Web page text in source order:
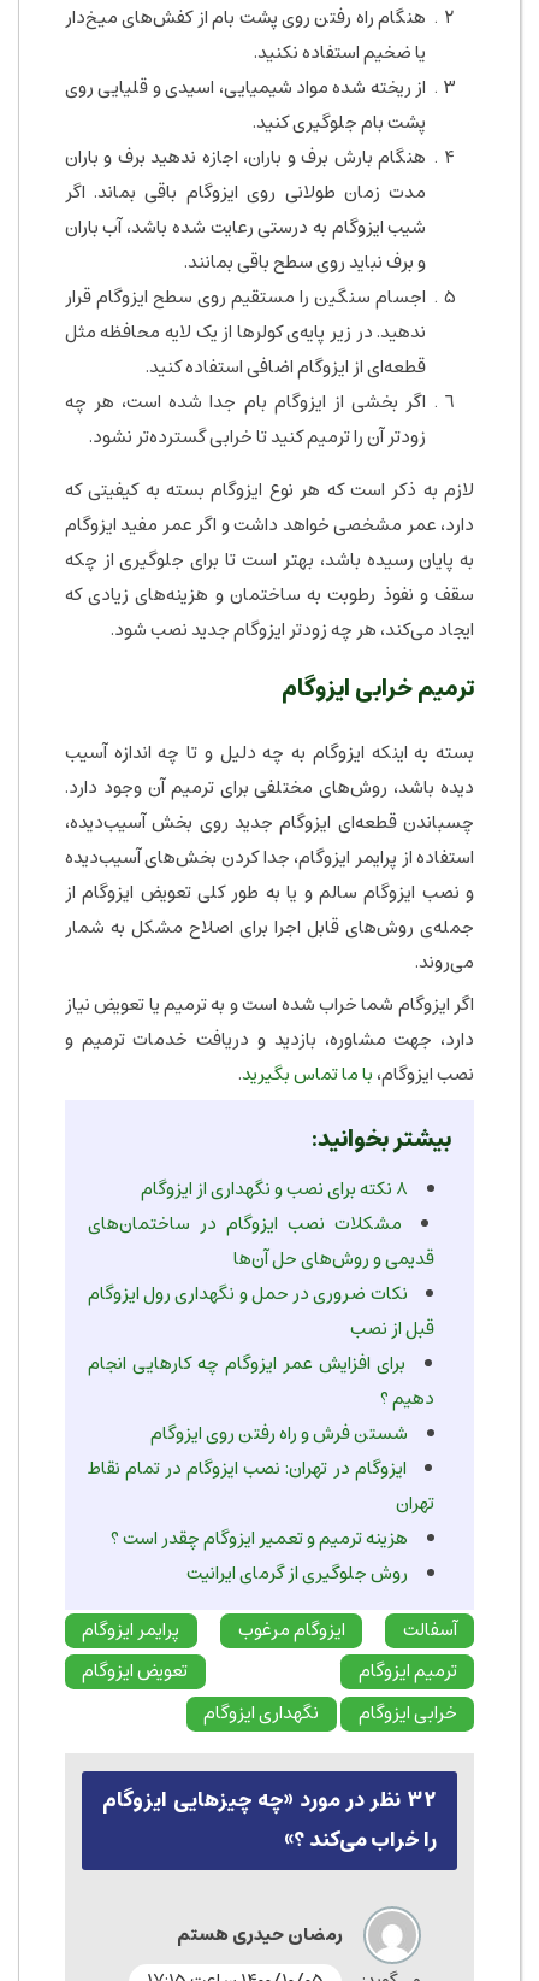
هنگام راه رفتن روی پشت بام از کفش‌های میخ‌دار
یا ضخیم استفاده نکنید.
از ریخته شده مواد شیمیایی، اسیدی و قلیایی روی
پشت بام جلوگیری کنید.
هنگام بارش برف و باران، اجازه ندهید برف و باران
مدت زمان طولانی روی ایزوگام باقی بماند. اگر
شیب ایزوگام به درستی رعایت شده باشد، آب باران
و برف نباید روی سطح باقی بمانند.
اجسام سنگین را مستقیم روی سطح ایزوگام قرار
ندهید. در زیر پایه‌ی کولرها از یک لایه محافظه مثل
قطعه‌ای از ایزوگام اضافی استفاده کنید.
اگر بخشی از ایزوگام بام جدا شده است، هر چه
زودتر آن را ترمیم کنید تا خرابی گسترده‌تر نشود.
لازم به ذکر است که هر نوع ایزوگام بسته به کیفیتی که
دارد، عمر مشخصی خواهد داشت و اگر عمر مفید ایزوگام
به پایان رسیده باشد، بهتر است تا برای جلوگیری از چکه
سقف و نفوذ رطوبت به ساختمان و هزینه‌های زیادی که
ایجاد می‌کند، هر چه زودتر ایزوگام جدید نصب شود.
ترمیم خرابی ایزوگام
بسته به اینکه ایزوگام به چه دلیل و تا چه اندازه آسیب
دیده باشد، روش‌های مختلفی برای ترمیم آن وجود دارد.
چسباندن قطعه‌ای ایزوگام جدید روی بخش آسیب‌دیده،
استفاده از پرایمر ایزوگام، جدا کردن بخش‌های آسیب‌دیده
و نصب ایزوگام سالم و یا به طور کلی تعویض ایزوگام از
جمله‌ی روش‌های قابل اجرا برای اصلاح مشکل به شمار
می‌روند.
اگر ایزوگام شما خراب شده است و به ترمیم یا تعویض نیاز
دارد، جهت مشاوره، بازدید و دریافت خدمات ترمیم و
نصب ایزوگام،با ما تماس بگیرید.
بیشتر بخوانید:
۸ نکته برای نصب و نگهداری از ایزوگام
مشکلات نصب ایزوگام در ساختمان‌های
قدیمی و روش‌های حل آن‌ها
نکات ضروری در حمل و نگهداری رول ایزوگام
قبل از نصب
برای افزایش عمر ایزوگام چه کارهایی انجام
دهیم ؟
شستن فرش و راه رفتن روی ایزوگام
ایزوگام در تهران: نصب ایزوگام در تمام نقاط
تهران
هزینه ترمیم و تعمیر ایزوگام چقدر است ؟
روش جلوگیری از گرمای ایرانیت
آسفالت
ایزوگام مرغوب
پرایمر ایزوگام
ترمیم ایزوگام
تعویض ایزوگام
خرابی ایزوگام
نگهداری ایزوگام
۳۲ نظر در مورد «
چه چیزهایی ایزوگام
را خراب می‌کند ؟»
رمضان حیدری هستم